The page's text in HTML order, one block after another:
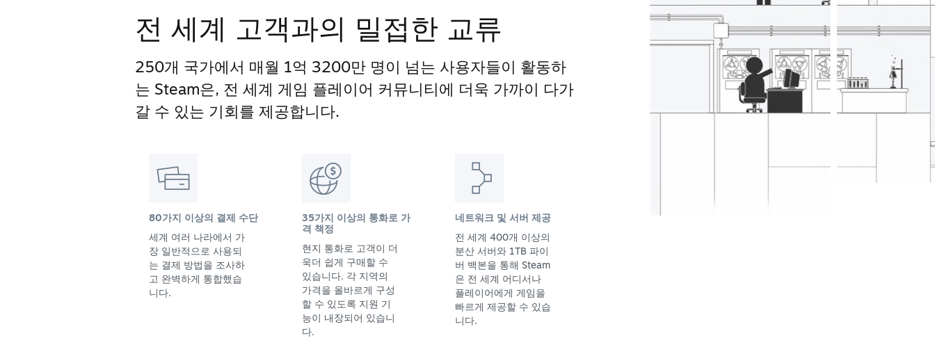
전 세계 고객과의 밀접한 교류
250개 국가에서 매월 1억 3200만 명이 넘는 사용자들이 활동하
는 Steam은, 전 세계 게임 플레이어 커뮤니티에 더욱 가까이 다가
갈 수 있는 기회를 제공합니다.
80가지 이상의 결제 수단
세계 여러 나라에서 가
장 일반적으로 사용되
는 결제 방법을 조사하
고 완벽하게 통합했습
니다.
35가지 이상의 통화로 가
격 책정
현지 통화로 고객이 더
욱더 쉽게 구매할 수
있습니다. 각 지역의
가격을 올바르게 구성
할 수 있도록 지원 기
능이 내장되어 있습니
다.
네트워크 및 서버 제공
전 세계 400개 이상의
분산 서버와 1TB 파이
버 백본을 통해 Steam
은 전 세계 어디서나
플레이어에게 게임을
빠르게 제공할 수 있습
니다.